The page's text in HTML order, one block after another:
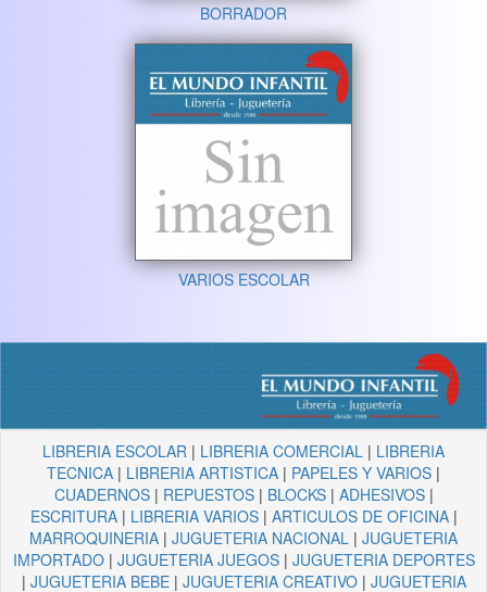
BORRADOR
VARIOS ESCOLAR
LIBRERIA ESCOLAR | LIBRERIA COMERCIAL | LIBRERIA
TECNICA | LIBRERIA ARTISTICA | PAPELES Y VARIOS |
CUADERNOS| REPUESTOS| BLOCKS| ADHESIVOS|
ESCRITURA| LIBRERIA VARIOS| ARTICULOS DE OFICINA|
MARROQUINERIA | JUGUETERIA NACIONAL | JUGUETERIA
IMPORTADO| JUGUETERIA JUEGOS| JUGUETERIA DEPORTES
| JUGUETERIA BEBE| JUGUETERIA CREATIVO| JUGUETERIA